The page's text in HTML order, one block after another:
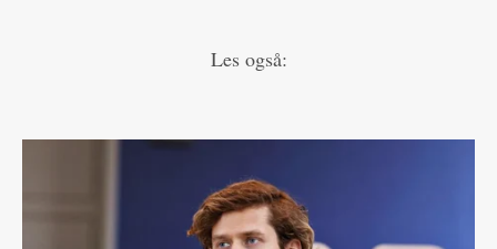
Les også: